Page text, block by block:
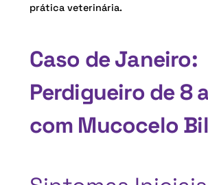
prática veterinária.
Caso de Janeiro:
Perdigueiro de 8
com Mucocelo